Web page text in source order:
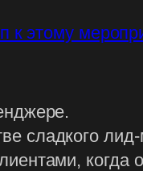
к этому
сладкого